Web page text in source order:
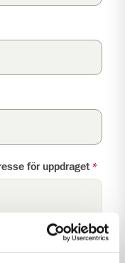
för uppdraget *